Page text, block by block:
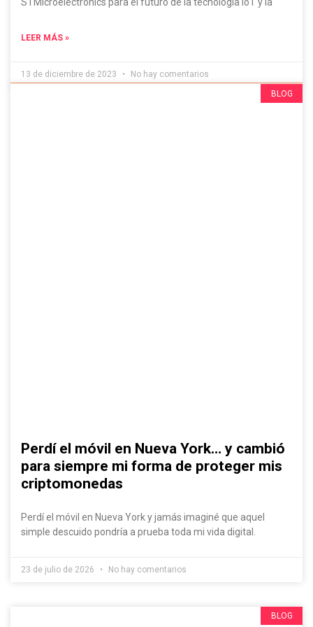
STMicroelectronics para el futuro de la tecnología IoT y la
LEER MÁS »
13 de diciembre de 2023 No hay comentarios
Evádelo Si Puedes, ¡Contenido IRRESISTIBLE!BLOG
Perdí el móvil en Nueva York… y cambió
para siempre mi forma de proteger mis
criptomonedas
Perdí el móvil en Nueva York y jamás imaginé que aquel
simple descuido pondría a prueba toda mi vida digital.
23 de julio de 2026 No hay comentarios
BLOG